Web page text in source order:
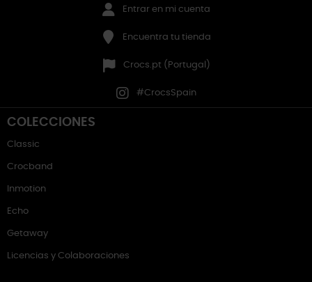
Entrar en mi cuenta
Encuentra tu tienda
Crocs.pt (Portugal)
#CrocsSpain
COLECCIONES
Classic
Crocband
Inmotion
Echo
Getaway
Licencias y Colaboraciones